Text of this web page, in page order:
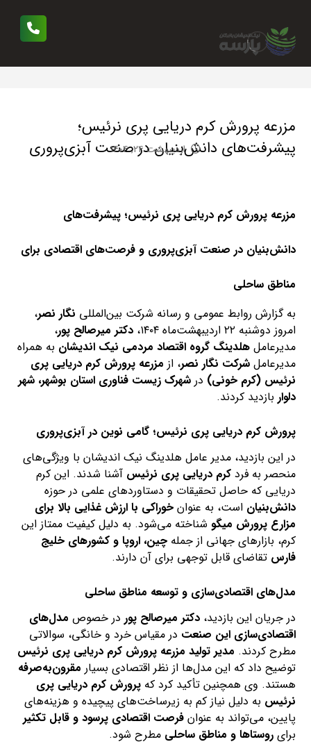
مزرعه پرورش کرم دریایی پری نرئیس؛
پیشرفت‌های دانش‌بنیان در صنعت آبزی‌پروری
اردیبهشت ۲۴, ۱۴۰۴
مزرعه پرورش کرم دریایی پری نرئیس؛پیشرفت‌های
دانش‌بنیان در صنعت آبزی‌پروری و فرصت‌هایاقتصادی برای
مناطق ساحلی
به گزارش روابط عمومی و رسانه شرکت بین‌المللی نگار نصر،
امروز دوشنبه ۲۲ اردیبهشت‌ماه ۱۴۰۴،
دکتر میرصالح پور،
مدیرعاملهلدینگ گروه اقتصاد مردمی نیک اندیشان به همراه
مدیرعامل شرکت نگار نصر، از مزرعه پرورش کرم دریایی پری
نرئیس (کرم خونی) درشهرک زیست فناوری استان بوشهر، شهر
دلوار بازدید کردند.
پرورش کرم دریایی پری نرئیس؛ گامی نوین در آبزی‌پروری
در این بازدید، مدیر عامل هلدینگ نیک اندیشان با ویژگی‌های
منحصر به فردکرم دریایی پری نرئیس آشنا شدند. این کرم
دریایی که حاصل تحقیقات و دستاوردهای علمی در حوزه
دانش‌بنیان است، به عنوانخوراکی با ارزش غذایی بالا برای
مزارع پرورش میگو شناخته می‌شود. به دلیل کیفیت ممتاز این
کرم، بازارهای جهانی از جملهچین، اروپا و کشورهای خلیج
فارس تقاضای قابل توجهی برای آن دارند.
مدل‌های اقتصادی‌سازی و توسعه مناطق ساحلی
در جریان این بازدید،دکتر میرصالح پور در خصوص مدل‌های
اقتصادی‌سازی این صنعت در مقیاس خرد و خانگی، سوالاتی
مطرح کردند. مدیر تولید مزرعه پرورش کرم دریایی پری نرئیس
توضیح داد که این مدل‌ها از نظر اقتصادی بسیار مقرون‌به‌صرفه
هستند. وی همچنین تأکید کرد کهپرورش کرم دریایی پری
نرئیس به دلیل نیاز کم به زیرساخت‌های پیچیده و هزینه‌های
پایین، می‌تواند به عنوانفرصت اقتصادی پرسود و قابل تکثیر
برایروستاها و مناطق ساحلی مطرح شود.